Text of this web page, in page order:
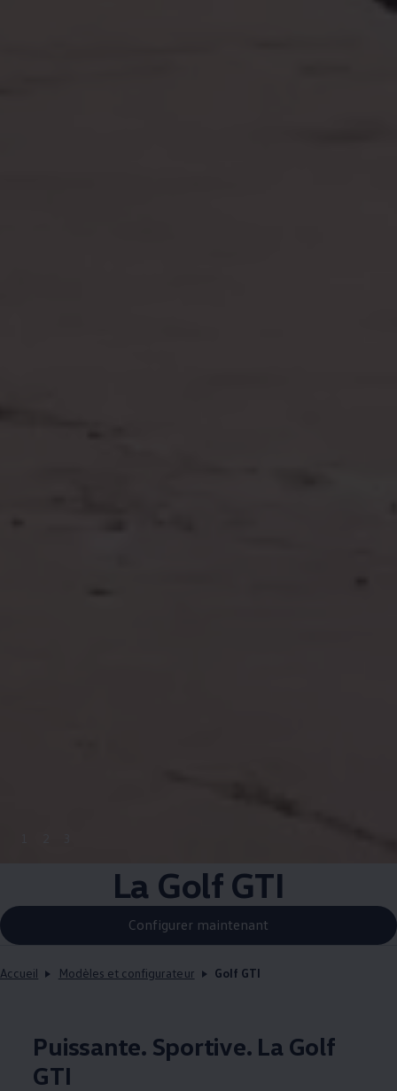
La Golf GTI
Configurer maintenant
Accueil Modèles et configurateur Golf GTI
Puissante. Sportive. La Golf
GTI